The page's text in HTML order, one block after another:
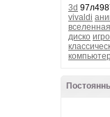
3d
vivaldi
вселенная
диско